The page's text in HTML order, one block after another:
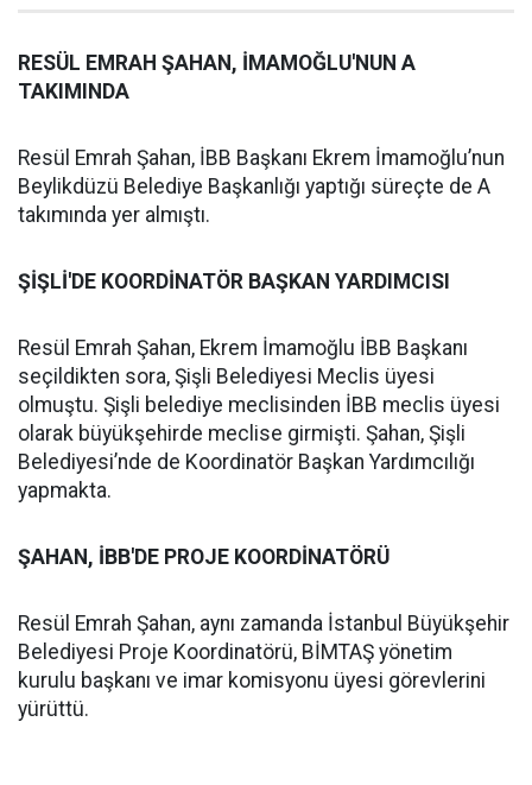
RESÜL EMRAH ŞAHAN, İMAMOĞLU'NUN A
TAKIMINDA
Resül Emrah Şahan, İBB Başkanı Ekrem İmamoğlu’nun
Beylikdüzü Belediye Başkanlığı yaptığı süreçte de A
takımında yer almıştı.
ŞİŞLİ'DE KOORDİNATÖR BAŞKAN YARDIMCISI
Resül Emrah Şahan, Ekrem İmamoğlu İBB Başkanı
seçildikten sora, Şişli Belediyesi Meclis üyesi
olmuştu. Şişli belediye meclisinden İBB meclis üyesi
olarak büyükşehirde meclise girmişti. Şahan, Şişli
Belediyesi’nde de Koordinatör Başkan Yardımcılığı
yapmakta.
ŞAHAN, İBB'DE PROJE KOORDİNATÖRÜ
Resül Emrah Şahan, aynı zamanda İstanbul Büyükşehir
Belediyesi Proje Koordinatörü, BİMTAŞ yönetim
kurulu başkanı ve imar komisyonu üyesi görevlerini
yürüttü.